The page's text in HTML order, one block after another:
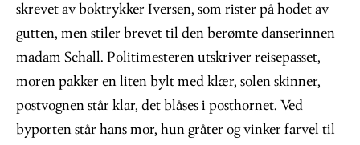
skrevet av boktrykker Iversen, som rister på hodet av
gutten, men stiler brevet til den berømte danserinnen
madam Schall. Politimesteren utskriver reisepasset,
moren pakker en liten bylt med klær, solen skinner,
postvognen står klar, det blåses i posthornet. Ved
byporten står hans mor, hun gråter og vinker farvel til